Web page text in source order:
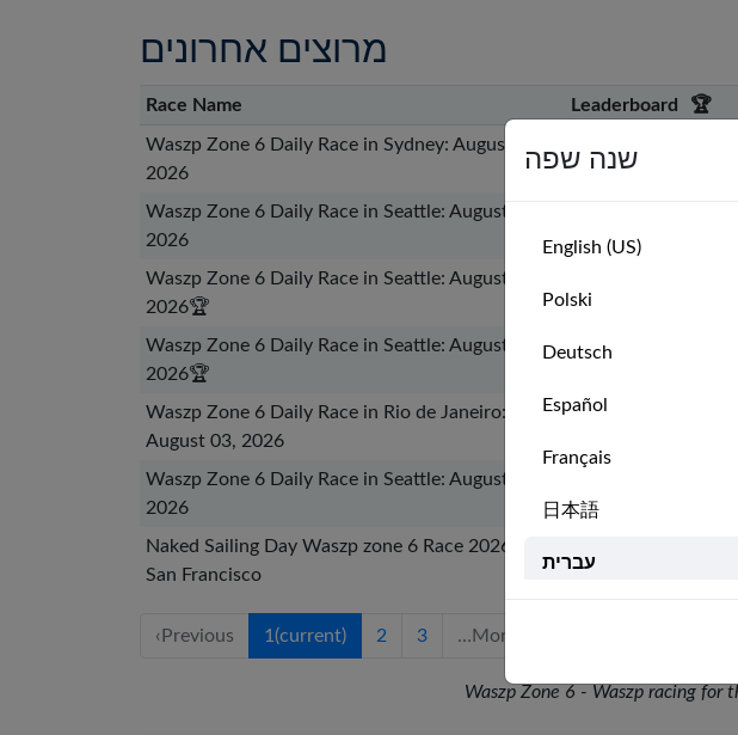
מרוצים אחרונים
Race Name Leaderboard 🏆
Waszp Zone 6 Daily Race in Sydney: August 07,
2026
Waszp Zone 6 Daily Race in Seattle: August 06,
2026
Waszp Zone 6 Daily Race in Seattle: August 05,
2026🏆
Waszp Zone 6 Daily Race in Seattle: August 04,
2026🏆
Leaderboard
Waszp Zone 6 Daily Race in Rio de Janeiro:
August 03, 2026
Leaderboard
Waszp Zone 6 Daily Race in Seattle: August 02,
2026
Naked Sailing Day Waszp zone 6 Race 2026 in
San Francisco
‹ Previous 1 (current) 2 3 … More
Waszp Zone 6 - Waszp racing for
שנה שפה
English (US)
Polski
Deutsch
Español
Français
日本語
עברית